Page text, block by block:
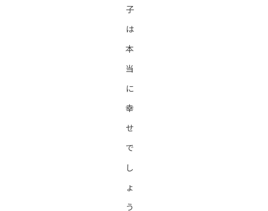
子
は
本
当
に
幸
せ
で
し
ょ
う